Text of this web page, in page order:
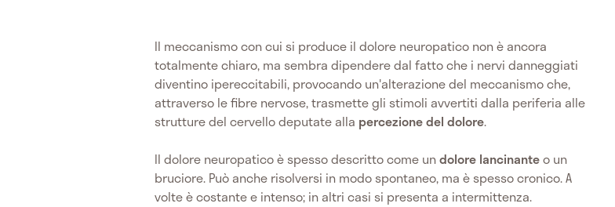
Il meccanismo con cui si produce il dolore neuropatico non è ancora
totalmente chiaro, ma sembra dipendere dal fatto che i nervi danneggiati
diventino ipereccitabili, provocando un'alterazione del meccanismo che,
attraverso le fibre nervose, trasmette gli stimoli avvertiti dalla periferia alle
strutture del cervello deputate alla percezione del dolore.
Il dolore neuropatico è spesso descritto come undolore lancinanteo un
bruciore. Può anche risolversi in modo spontaneo, ma è spesso cronico. A
volte è costante e intenso; in altri casi si presenta a intermittenza.